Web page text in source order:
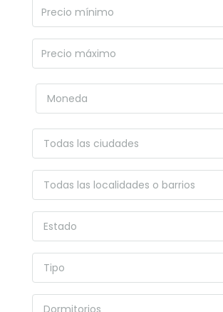
Moneda
Todas las ciudades
Todas las localidades o barrios
Estado
Tipo